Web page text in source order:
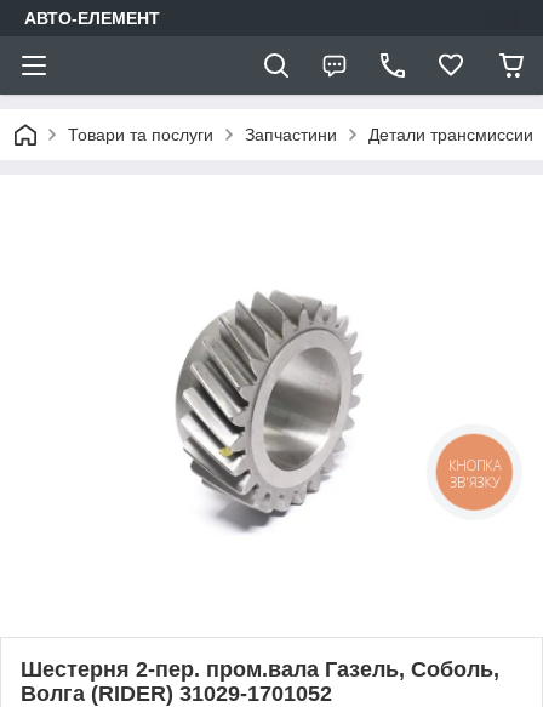
АВТО-ЕЛЕМЕНТ
Товари та послуги Запчастини Детали трансмиссии
Шестерня 2-пер. пром.вала Газель, Соболь,
Волга (RIDER) 31029-1701052
КНОПКА
ЗВ'ЯЗКУ